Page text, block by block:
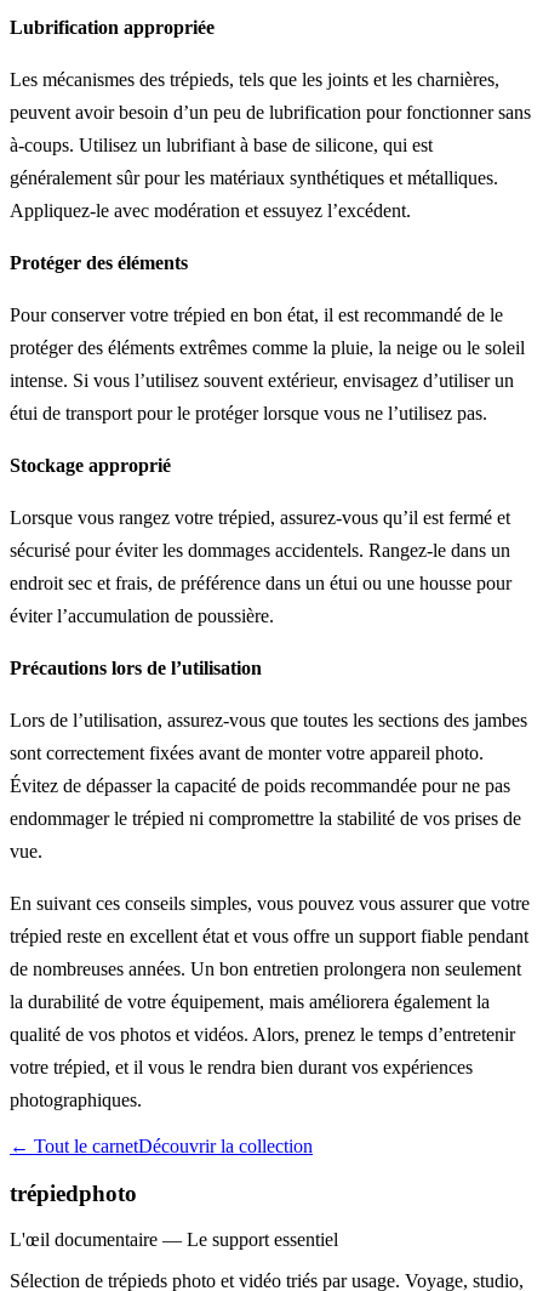
Lubrification appropriée
Les mécanismes des trépieds, tels que les joints et les charnières,
peuvent avoir besoin d’un peu de lubrification pour fonctionner sans
à-coups. Utilisez un lubrifiant à base de silicone, qui est
généralement sûr pour les matériaux synthétiques et métalliques.
Appliquez-le avec modération et essuyez l’excédent.
Protéger des éléments
Pour conserver votre trépied en bon état, il est recommandé de le
protéger des éléments extrêmes comme la pluie, la neige ou le soleil
intense. Si vous l’utilisez souvent extérieur, envisagez d’utiliser un
étui de transport pour le protéger lorsque vous ne l’utilisez pas.
Stockage approprié
Lorsque vous rangez votre trépied, assurez-vous qu’il est fermé et
sécurisé pour éviter les dommages accidentels. Rangez-le dans un
endroit sec et frais, de préférence dans un étui ou une housse pour
éviter l’accumulation de poussière.
Précautions lors de l’utilisation
Lors de l’utilisation, assurez-vous que toutes les sections des jambes
sont correctement fixées avant de monter votre appareil photo.
Évitez de dépasser la capacité de poids recommandée pour ne pas
endommager le trépied ni compromettre la stabilité de vos prises de
vue.
En suivant ces conseils simples, vous pouvez vous assurer que votre
trépied reste en excellent état et vous offre un support fiable pendant
de nombreuses années. Un bon entretien prolongera non seulement
la durabilité de votre équipement, mais améliorera également la
qualité de vos photos et vidéos. Alors, prenez le temps d’entretenir
votre trépied, et il vous le rendra bien durant vos expériences
photographiques.
← Tout le carnetDécouvrir la collection
trépiedphoto
L'œil documentaire — Le support essentiel
Sélection de trépieds photo et vidéo triés par usage. Voyage, studio,